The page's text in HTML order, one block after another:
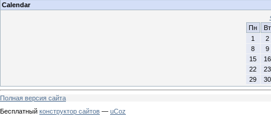
Calendar
Пн
Вт
1
2
8
9
15
16
22
23
29
30
Полная версия сайта
Бесплатный конструктор сайтов — uCoz